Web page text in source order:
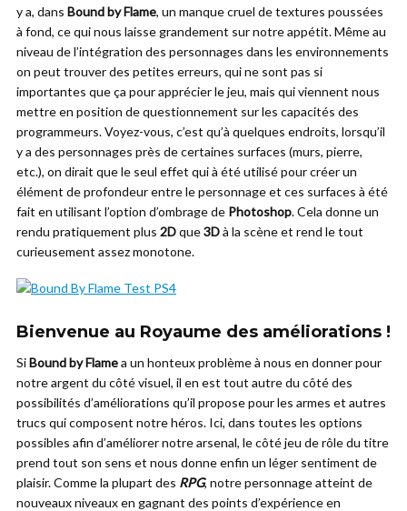
y a, dans Bound by Flame, un manque cruel de textures poussées
à fond, ce qui nous laisse grandement sur notre appétit. Même au
niveau de l’intégration des personnages dans les environnements
on peut trouver des petites erreurs, qui ne sont pas si
importantes que ça pour apprécier le jeu, mais qui viennent nous
mettre en position de questionnement sur les capacités des
programmeurs. Voyez-vous, c’est qu’à quelques endroits, lorsqu’il
y a des personnages près de certaines surfaces (murs, pierre,
etc.), on dirait que le seul effet qui à été utilisé pour créer un
élément de profondeur entre le personnage et ces surfaces à été
fait en utilisant l’option d’ombrage de Photoshop. Cela donne un
rendu pratiquement plus 2Dque3Dà la scène et rend le tout
curieusement assez monotone.
Bienvenue au Royaume des améliorations !
SiBound by Flamea un honteux problème à nous en donner pour
notre argent du côté visuel, il en est tout autre du côté des
possibilités d’améliorations qu’il propose pour les armes et autres
trucs qui composent notre héros. Ici, dans toutes les options
possibles afin d’améliorer notre arsenal, le côté jeu de rôle du titre
prend tout son sens et nous donne enfin un léger sentiment de
plaisir. Comme la plupart des RPG, notre personnage atteint de
nouveaux niveaux en gagnant des points d’expérience en